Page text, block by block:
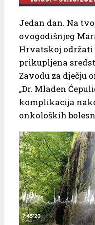
Jedan dan. Na
ovogodišnjeg
Hrvatskoj održati
prikupljena
Zavodu za dječju
„Dr. Mladen
komplikacija
onkoloških